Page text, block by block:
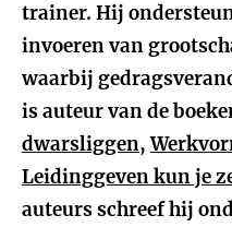
trainer. Hij
invoeren van
waarbij
is auteur van de
dwarsliggen,
Leidinggeven kun je
auteurs schreef hij